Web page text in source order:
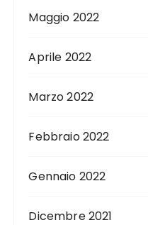
Maggio 2022
Aprile 2022
Marzo 2022
Febbraio 2022
Gennaio 2022
Dicembre 2021